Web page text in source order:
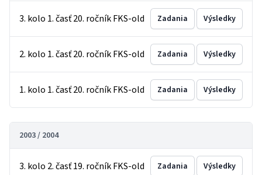
3. kolo 1. časť 20. ročník FKS-old Zadania Výsledky
2. kolo 1. časť 20. ročník FKS-old Zadania Výsledky
1. kolo 1. časť 20. ročník FKS-old Zadania Výsledky
2003 / 2004
3. kolo 2. časť 19. ročník FKS-old Zadania Výsledky